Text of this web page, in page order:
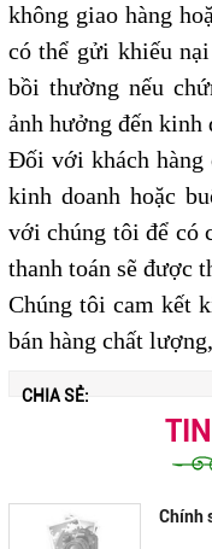
không giao hàng
có thể gửi khiếu
bồi thường nếu
ảnh hưởng đến kinh
Đối với khách hàng
kinh doanh hoặc
với chúng tôi để có
thanh toán sẽ được
Chúng tôi cam kết
bán hàng chất
CHIA SẺ:
Chính